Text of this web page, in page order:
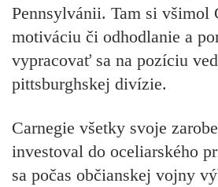
Pennsylvánii. Tam si všimol
motiváciu či odhodlanie a
vypracovať sa na pozíciu
pittsburghskej divízie.
Carnegie všetky svoje
investoval do oceliarského
sa počas občianskej vojny